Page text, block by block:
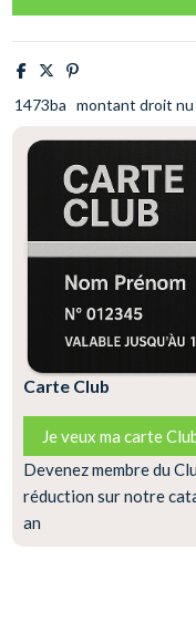
1473ba montant droit nu
Carte Club
Je veux ma carte
Devenez membre du
réduction sur notre
an